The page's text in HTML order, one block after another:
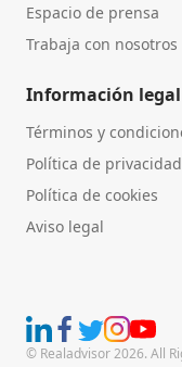
Espacio de prensa
Trabaja con nosotros
Información legal
Términos y
Política de privacidad
Política de cookies
Aviso legal
© Realadvisor 2026. All